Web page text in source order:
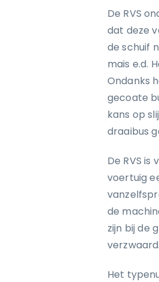
De RVS
dat deze
de schuif
mais e.d.
Ondanks
gecoate
kans op
draaibus
De RVS
voertuig
de
zijn bij de
verzwaard.
Het